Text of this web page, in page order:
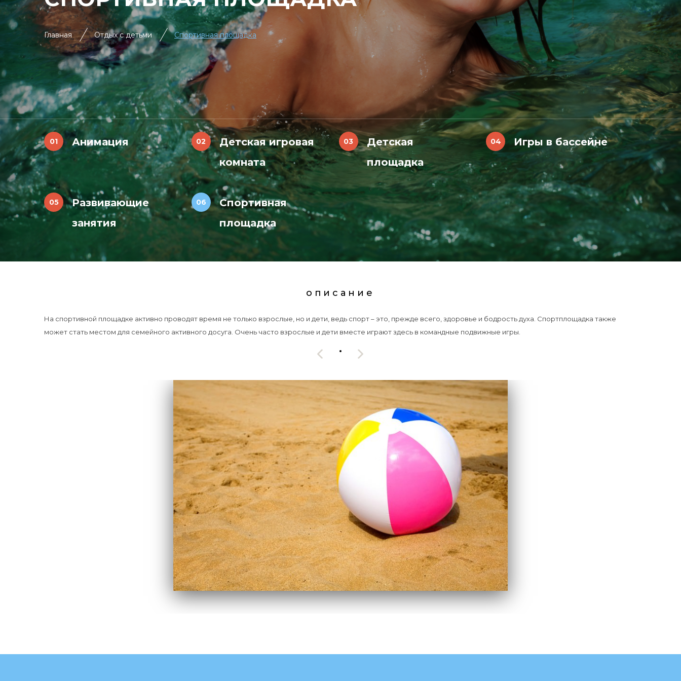
Главная Отдых с детьми Спортивная площадка
Анимация
Детская игровая
комната
Детская
площадка
Игры в бассейне
Развивающие
занятия
Спортивная
площадка
описание
На спортивной площадке активно проводят время не только взрослые, но и дети, ведь спорт – это, прежде всего, здоровье и бодрость духа. Спортплощадка также
может стать местом для семейного активного досуга. Очень часто взрослые и дети вместе играют здесь в командные подвижные игры.